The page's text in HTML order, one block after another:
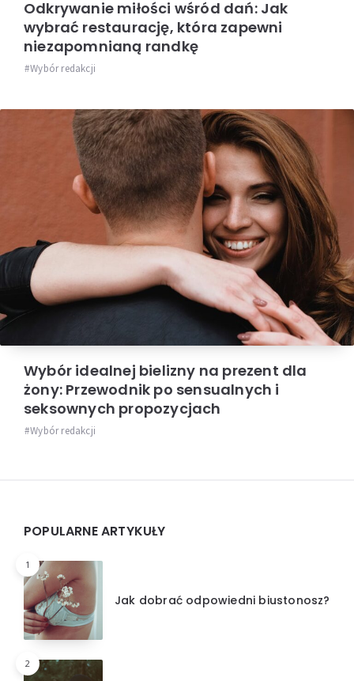
Odkrywanie miłości wśród dań: Jak
wybrać restaurację, która zapewni
niezapomnianą randkę
Wybór redakcji
Wybór idealnej bielizny na prezent dla
żony: Przewodnik po sensualnych i
seksownych propozycjach
Wybór redakcji
Widgets
POPULARNE ARTYKUŁY
1
Jak dobrać odpowiedni biustonosz?
2